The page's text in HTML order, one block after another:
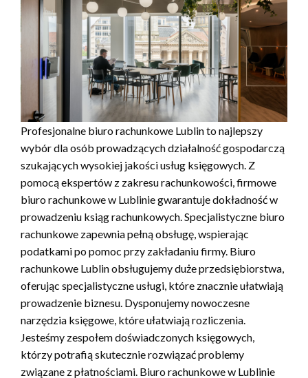
Profesjonalne biuro rachunkowe Lublin to najlepszy
wybór dla osób prowadzących działalność gospodarczą
szukających wysokiej jakości usług księgowych. Z
pomocą ekspertów z zakresu rachunkowości, firmowe
biuro rachunkowe w Lublinie gwarantuje dokładność w
prowadzeniu ksiąg rachunkowych. Specjalistyczne biuro
rachunkowe zapewnia pełną obsługę, wspierając
podatkami po pomoc przy zakładaniu firmy. Biuro
rachunkowe Lublin obsługujemy duże przedsiębiorstwa,
oferując specjalistyczne usługi, które znacznie ułatwiają
prowadzenie biznesu. Dysponujemy nowoczesne
narzędzia księgowe, które ułatwiają rozliczenia.
Jesteśmy zespołem doświadczonych księgowych,
którzy potrafią skutecznie rozwiązać problemy
związane z płatnościami. Biuro rachunkowe w Lublinie